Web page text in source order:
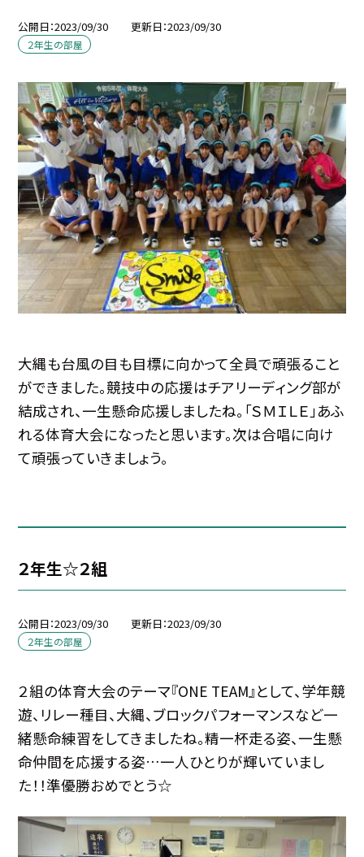
公開日 2023/09/30 更新日 2023/09/30
２年生の部屋
大縄も台風の目も目標に向かって全員で頑張ること
ができました。競技中の応援はチアリーディング部が
結成され、一生懸命応援しましたね。「ＳＭＩＬＥ」あふ
れる体育大会になったと思います。次は合唱に向け
て頑張っていきましょう。
２年生☆２組
公開日 2023/09/30 更新日 2023/09/30
２年生の部屋
２組の体育大会のテーマ『ONE TEAM』として、学年競
遊、リレー種目、大縄、ブロックパフォーマンスなど一
緒懸命練習をしてきましたね。精一杯走る姿、一生懸
命仲間を応援する姿…一人ひとりが輝いていまし
た！！準優勝おめでとう☆